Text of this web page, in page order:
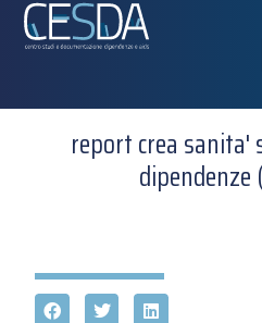
report crea sanita'
dipendenze